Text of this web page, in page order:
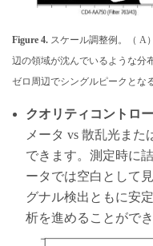
Figure 4. スケール調整例。（ A
辺の領域が沈んでいるような分
ゼロ周辺でシングルピークとな
クオリティコントロー
メータ vs 散乱光ま
できます。測定時に
ータでは空白として
グナル検出ともに安
析を進めることがで